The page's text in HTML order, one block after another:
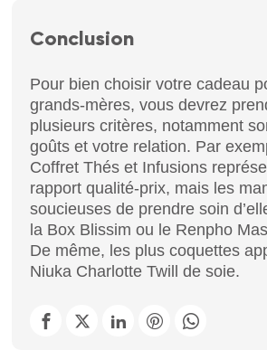
Conclusion
Pour bien choisir votre cadeau
grands-mères, vous devrez
plusieurs critères, notamment
goûts et votre relation. Par
Coffret Thés et Infusions
rapport qualité-prix, mais les
soucieuses de prendre soin
la Box Blissim ou le Renpho
De même, les plus coquettes
Niuka Charlotte Twill de soie.